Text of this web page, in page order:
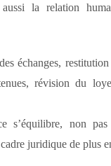
aussi la relation
échanges,
révision du
s’équilibre, non
juridique de plus